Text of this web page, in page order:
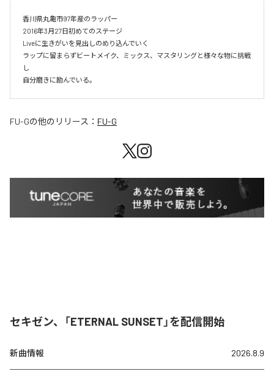
香川県丸亀市97年産のラッパー
2016年3月27日初めてのステージ
Liveに生きがいを見出しのめり込んでいく
ラップに留まらずビートメイク、ミックス、マスタリングと様々な物に挑戦
し
自分磨きに励んでいる。
FU-Gの他のリリース： FU-G
セキゼン、「ETERNAL SUNSET」を配信開始
新曲情報 2026.8.9